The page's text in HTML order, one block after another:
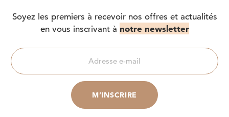
Soyez les premiers à recevoir nos offres et actualités
en vous inscrivant à notre newsletter